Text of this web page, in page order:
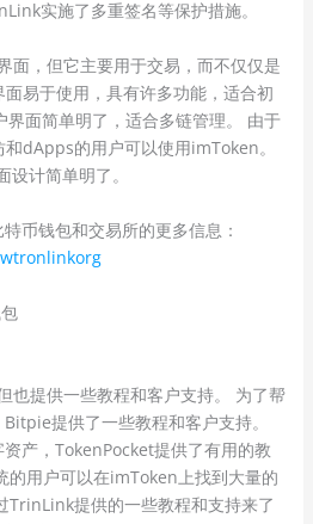
实施了多重签名等保护措施。
面，但它主要用于交易，而不仅仅是
易于使用，具有许多功能，适合初
面简单明了，适合多链管理。 由于
dApps的用户可以使用imToken。
计简单明了。
币钱包和交易所的更多信息：
也提供一些教程和客户支持。 为了帮
提供了一些教程和客户支持。
产，TokenPocket提供了有用的教
的用户可以在imToken上找到大量的
TrinLink提供的一些教程和支持来了